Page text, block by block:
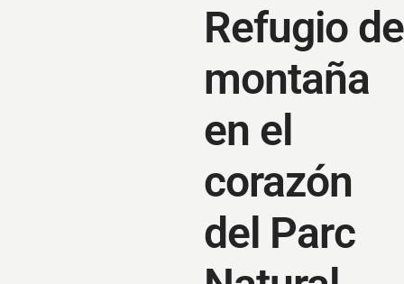
Refugio de
montaña
en el
corazón
del Parc